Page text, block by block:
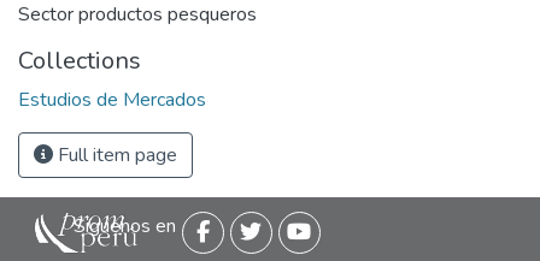
Sector productos pesqueros
Collections
Estudios de Mercados
Full item page
Siguenos en